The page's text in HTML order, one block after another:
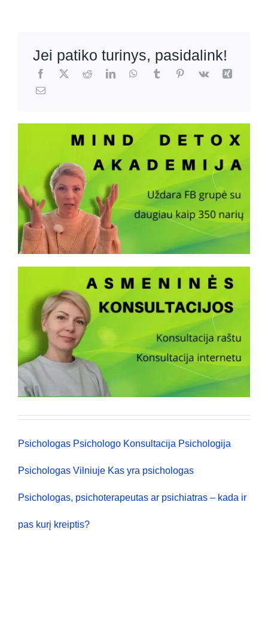
Jei patiko turinys, pasidalink!
Psichologas Psichologo Konsultacija Psichologija
Psichologas Vilniuje Kas yra psichologas
Psichologas, psichoterapeutas ar psichiatras – kada ir
pas kurį kreiptis?